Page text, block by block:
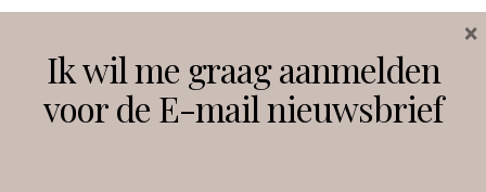
Instagram Facebook
Ik wil me graag aanmelden
voor de E-mail nieuwsbrief
×